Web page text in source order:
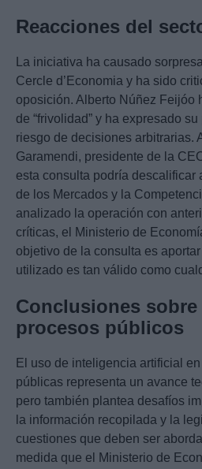
Reacciones del
La iniciativa ha causado
Cercle d’Economia y ha sido
oposición. Alberto Núñez Feijóo
de “frivolidad” y ha expresado
riesgo de decisiones arbitrarias.
Garamendi, presidente de la
esta consulta podría descalificar
de los Mercados y la
analizado la operación con
críticas, el Ministerio de
objetivo de la consulta es
utilizado es tan válido como
Conclusiones sobre
procesos públicos
El uso de inteligencia artificial
públicas representa un avance
pero también plantea desafíos
la información recopilada y la
cuestiones que deben ser
medida que el Ministerio de